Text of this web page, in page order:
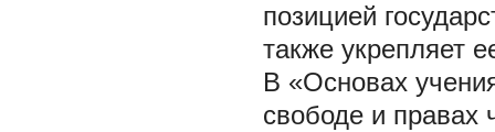
позицией
также укрепляет
В «Основах
свободе и правах